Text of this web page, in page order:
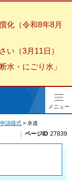
化（令和8年8月
い（3月11日）
水・にごり水」
メニュー
請様式 > 水道
ページID 27839